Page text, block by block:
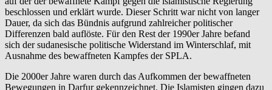
beschlossen und erklärt wurde. Dieser Schritt war nicht von langer
Dauer, da sich das Bündnis aufgrund zahlreicher politischer
Differenzen bald auflöste. Für den Rest der 1990er Jahre befand
sich der sudanesische politische Widerstand im Winterschlaf, mit
Ausnahme des bewaffneten Kampfes der SPLA.
Die 2000er Jahre waren durch das Aufkommen der bewaffneten
Bewegungen in Darfur gekennzeichnet. Die Islamisten gingen dazu